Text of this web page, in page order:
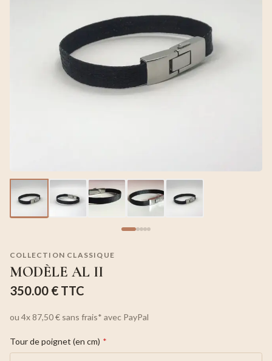
COLLECTION CLASSIQUE
MODÈLE AL II
350.00 € TTC
ou 4x 87,50 € sans frais* avec PayPal
Tour de poignet (en cm) *